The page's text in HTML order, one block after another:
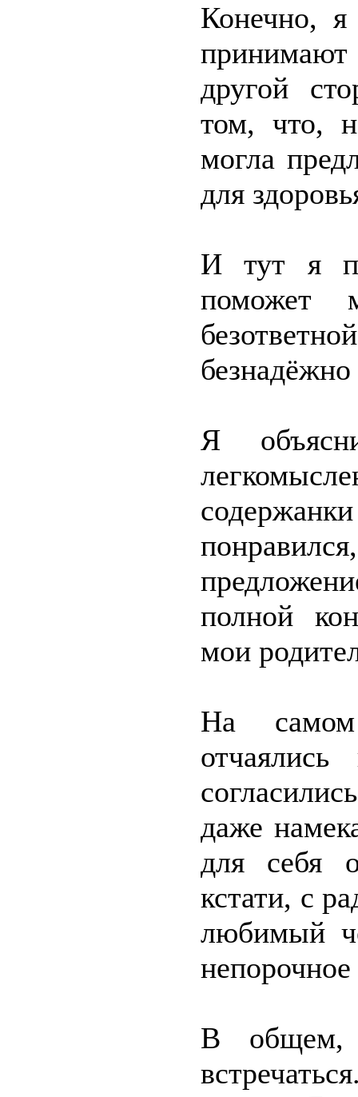
Конечно, я
принимают
другой
том, что,
могла
для
И тут я
поможет
безнадёжно
Я
полной
мои
На самом
даже
для себя
кстати, с
любимый
непорочное
В общем,